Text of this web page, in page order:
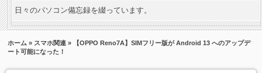
日々のパソコン備忘録を綴っています。
ホーム » スマホ関連 » 【OPPO Reno7A】SIMフリー版が Android 13 へのアップデ
ート可能になった！